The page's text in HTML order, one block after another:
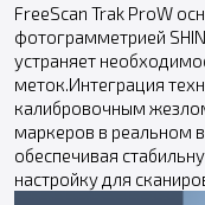
FreeScan Trak ProW
фотограмметрией
устраняет
меток.Интеграция
калибровочным
маркеров в реальном
обеспечивая
настройку для